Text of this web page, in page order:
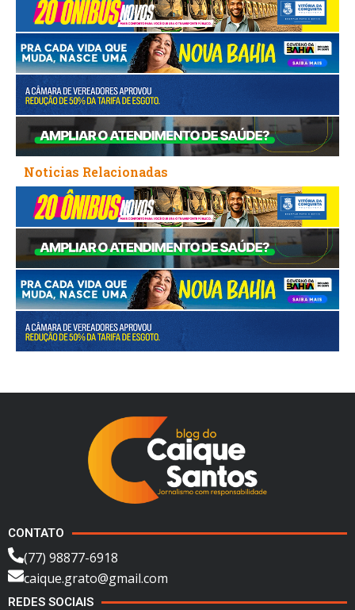
Noticias Relacionadas
CONTATO
(77) 98877-6918
caique.grato@gmail.com
REDES SOCIAIS